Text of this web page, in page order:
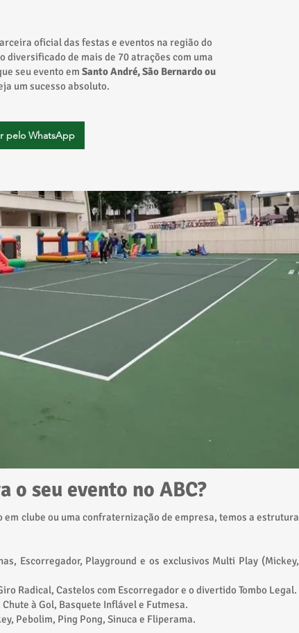
oficial das festas e eventos na região do
diversificado de mais de 70 atrações com uma
seu evento em Santo André, São Bernardo ou
um sucesso absoluto.
pelo WhatsApp
o seu evento no ABC?​
clube ou uma confraternização de empresa, temos a estrutura
Escorregador, Playground e os exclusivos Multi Play (Mickey,
Radical, Castelos com Escorregador e o divertido Tombo Legal.
à Gol, Basquete Inflável e Futmesa.
Pebolim, Ping Pong, Sinuca e Fliperama.